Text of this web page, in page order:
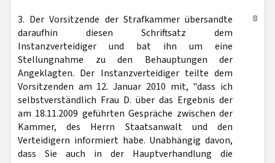
8
3. Der Vorsitzende der Strafkammer übersandte
daraufhin diesen Schriftsatz dem
Instanzverteidiger und bat ihn um eine
Stellungnahme zu den Behauptungen der
Angeklagten. Der Instanzverteidiger teilte dem
Vorsitzenden am 12. Januar 2010 mit, "dass ich
selbstverständlich Frau D. über das Ergebnis der
am 18.11.2009 geführten Gespräche zwischen der
Kammer, des Herrn Staatsanwalt und den
Verteidigern informiert habe. Unabhängig davon,
dass Sie auch in der Hauptverhandlung die